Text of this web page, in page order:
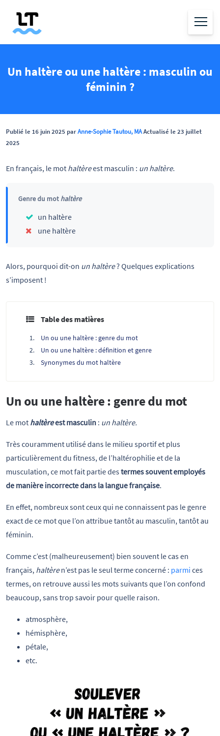
Un haltère ou une haltère : masculin ou
féminin ?
Publié le 16 juin 2025 parAnne-Sophie Tautou, MAActualisé le 23 juillet
2025
En français, le mot haltèreest masculin : un haltère.
Genre du mot haltère
un haltère
une haltère
Alors, pourquoi dit-on un haltère? Quelques explications
s’imposent !
Table des matières
Un ou une haltère : genre du mot
Un ou une haltère : définition et genre
Synonymes du mot haltère
Un ou une haltère : genre du mot
Le mot haltèreest masculin : un haltère.
Très couramment utilisé dans le milieu sportif et plus
particulièrement du fitness, de l’haltérophilie et de la
musculation, ce mot fait partie destermes souvent employés
de manière incorrecte dans la langue française.
En effet, nombreux sont ceux qui ne connaissent pas le genre
exact de ce mot que l’on attribue tantôt au masculin, tantôt au
féminin.
Comme c’est (malheureusement) bien souvent le cas en
français, haltèren’est pas le seul terme concerné : parmi ces
termes, on retrouve aussi les mots suivants que l’on confond
beaucoup, sans trop savoir pour quelle raison.
atmosphère,
hémisphère,
pétale,
etc.